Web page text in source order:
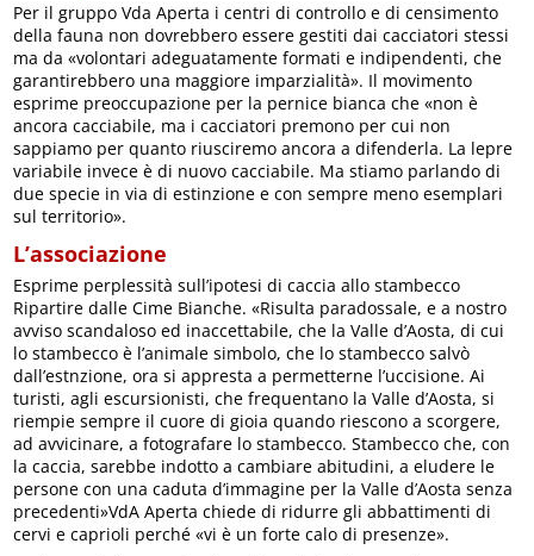
Per il gruppo Vda Aperta i centri di controllo e di censimento
della fauna non dovrebbero essere gestiti dai cacciatori stessi
ma da «volontari adeguatamente formati e indipendenti, che
garantirebbero una maggiore imparzialità». Il movimento
esprime preoccupazione per la pernice bianca che «non è
ancora cacciabile, ma i cacciatori premono per cui non
sappiamo per quanto riusciremo ancora a difenderla. La lepre
variabile invece è di nuovo cacciabile. Ma stiamo parlando di
due specie in via di estinzione e con sempre meno esemplari
sul territorio».
L’associazione
Esprime perplessità sull’ipotesi di caccia allo stambecco
Ripartire dalle Cime Bianche. «Risulta paradossale, e a nostro
avviso scandaloso ed inaccettabile, che la Valle d’Aosta, di cui
lo stambecco è l’animale simbolo, che lo stambecco salvò
dall’estnzione, ora si appresta a permetterne l’uccisione. Ai
turisti, agli escursionisti, che frequentano la Valle d’Aosta, si
riempie sempre il cuore di gioia quando riescono a scorgere,
ad avvicinare, a fotografare lo stambecco. Stambecco che, con
la caccia, sarebbe indotto a cambiare abitudini, a eludere le
persone con una caduta d’immagine per la Valle d’Aosta senza
precedenti»VdA Aperta chiede di ridurre gli abbattimenti di
cervi e caprioli perché «vi è un forte calo di presenze».